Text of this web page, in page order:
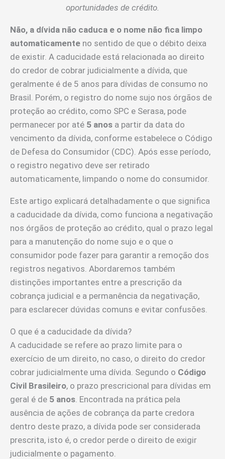
oportunidades de crédito.
Não, a dívida não caduca e o nome não fica limpo
automaticamente no sentido de que o débito deixa
de existir. A caducidade está relacionada ao direito
do credor de cobrar judicialmente a dívida, que
geralmente é de 5 anos para dívidas de consumo no
Brasil. Porém, o registro do nome sujo nos órgãos de
proteção ao crédito, como SPC e Serasa, pode
permanecer por até 5 anos a partir da data do
vencimento da dívida, conforme estabelece o Código
de Defesa do Consumidor (CDC). Após esse período,
o registro negativo deve ser retirado
automaticamente, limpando o nome do consumidor.
Este artigo explicará detalhadamente o que significa
a caducidade da dívida, como funciona a negativação
nos órgãos de proteção ao crédito, qual o prazo legal
para a manutenção do nome sujo e o que o
consumidor pode fazer para garantir a remoção dos
registros negativos. Abordaremos também
distinções importantes entre a prescrição da
cobrança judicial e a permanência da negativação,
para esclarecer dúvidas comuns e evitar confusões.
O que é a caducidade da dívida?
A caducidade se refere ao prazo limite para o
exercício de um direito, no caso, o direito do credor
cobrar judicialmente uma dívida. Segundo o Código
Civil Brasileiro, o prazo prescricional para dívidas em
geral é de 5 anos . Encontrada na prática pela
ausência de ações de cobrança da parte credora
dentro deste prazo, a dívida pode ser considerada
prescrita, isto é, o credor perde o direito de exigir
judicialmente o pagamento.